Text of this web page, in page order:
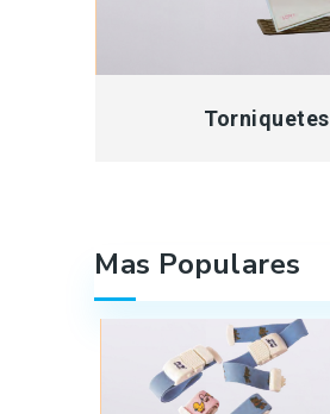
Torniquetes
Mas Populares